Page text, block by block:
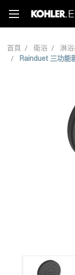
首頁 衛浴 淋
Rainduet 三功能